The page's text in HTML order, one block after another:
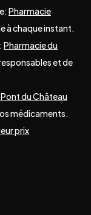
Pharmacie
à chaque instant.
Pharmacie du
et de
du Château
médicaments.
prix